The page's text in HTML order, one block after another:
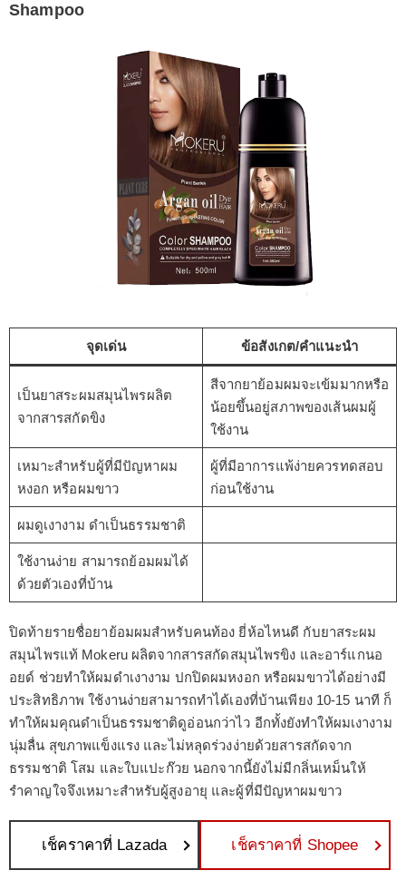
Shampoo
จุดเด่น ข้อสังเกต/คำแนะนำ
เป็นยาสระผมสมุนไพรผลิต
จากสารสกัดขิง
สีจากยาย้อมผมจะเข้มมากหรือ
น้อยขึ้นอยู่สภาพของเส้นผมผู้
ใช้งาน
เหมาะสำหรับผู้ที่มีปัญหาผม
หงอก หรือผมขาว
ผู้ที่มีอาการแพ้ง่ายควรทดสอบ
ก่อนใช้งาน
ผมดูเงางาม ดำเป็นธรรมชาติ
ใช้งานง่าย สามารถย้อมผมได้
ด้วยตัวเองที่บ้าน
ปิดท้ายรายชื่อยาย้อมผมสำหรับคนท้อง ยี่ห้อไหนดี กับยาสระผม
สมุนไพรแท้ Mokeru ผลิตจากสารสกัดสมุนไพรขิง และอาร์แกนอ
อยด์ ช่วยทำให้ผมดำเงางาม ปกปิดผมหงอก หรือผมขาวได้อย่างมี
ประสิทธิภาพ ใช้งานง่ายสามารถทำได้เองที่บ้านเพียง 10-15 นาที ก็
ทำให้ผมคุณดำเป็นธรรมชาติดูอ่อนกว่าไว อีกทั้งยังทำให้ผมเงางาม
นุ่มลื่น สุขภาพแข็งแรง และไม่หลุดร่วงง่ายด้วยสารสกัดจาก
ธรรมชาติ โสม และใบแปะก๊วย นอกจากนี้ยังไม่มีกลิ่นเหม็นให้
รำคาญใจจึงเหมาะสำหรับผู้สูงอายุ และผู้ที่มีปัญหาผมขาว
เช็คราคาที่ Lazada เช็คราคาที่ Shopee